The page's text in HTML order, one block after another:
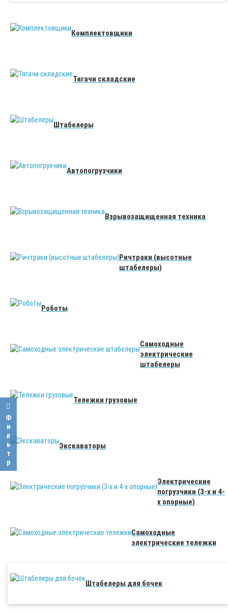
Фильтр
Комплектовщики
Тягачи складские
Штабелеры
Автопогрузчики
Взрывозащищенная техника
Ричтраки (высотные
штабелеры)
Роботы
Самоходные
электрические
штабелеры
Тележки грузовые
Экскаваторы
Электрические
погрузчики (3-х и 4-
х опорные)
Самоходные
электрические тележки
Штабелеры для бочек